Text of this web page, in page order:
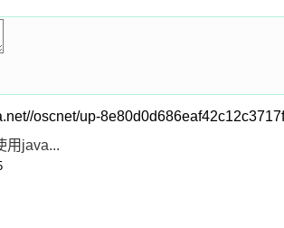
oscnet/up-
用java...